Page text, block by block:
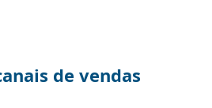
de vendas